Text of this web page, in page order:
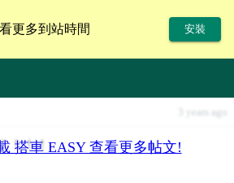
更多到站時間 安裝
搭車 EASY 查看更多帖文!
3 years ago
！！！